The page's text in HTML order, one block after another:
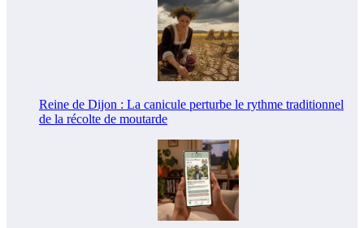
Reine de Dijon : La canicule perturbe le rythme traditionnel
de la récolte de moutarde